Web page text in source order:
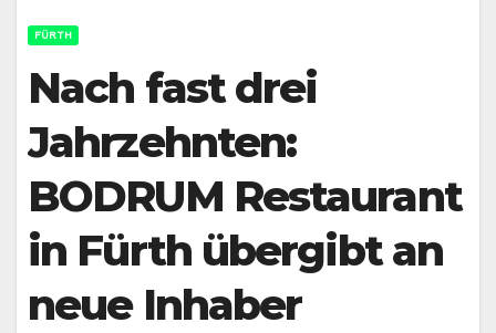
FÜRTH
Nach fast drei
Jahrzehnten:
BODRUM Restaurant
in Fürth übergibt an
neue Inhaber